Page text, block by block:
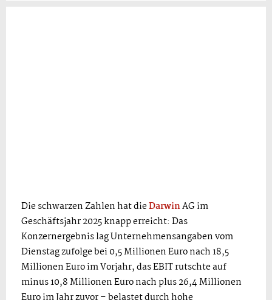
Die schwarzen Zahlen hat dieDarwinAG im
Geschäftsjahr 2025 knapp erreicht: Das
Konzernergebnis lag Unternehmensangaben vom
Dienstag zufolge bei 0,5 Millionen Euro nach 18,5
Millionen Euro im Vorjahr, das EBIT rutschte auf
minus 10,8 Millionen Euro nach plus 26,4 Millionen